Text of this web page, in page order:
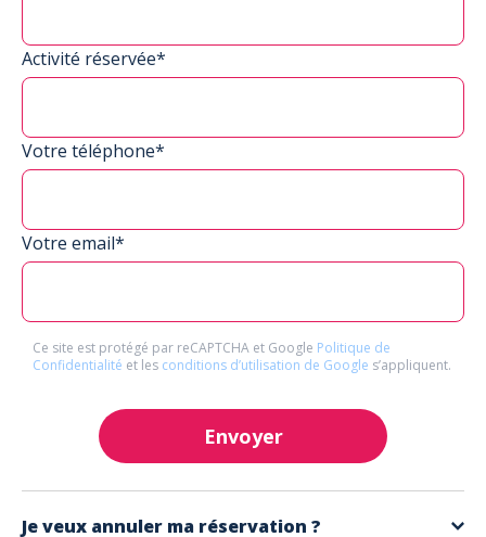
Activité réservée*
Votre téléphone*
Votre email*
Ce site est protégé par reCAPTCHA et Google Politique de
Confidentialité et les conditions d’utilisation de Google s’appliquent.
Envoyer
Je veux annuler ma réservation ?